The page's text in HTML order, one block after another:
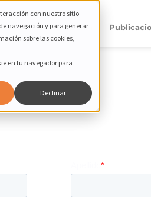
con nuestro sitio
navegación y para generar
sobre las cookies,
en tu navegador para
Declinar
Compañía